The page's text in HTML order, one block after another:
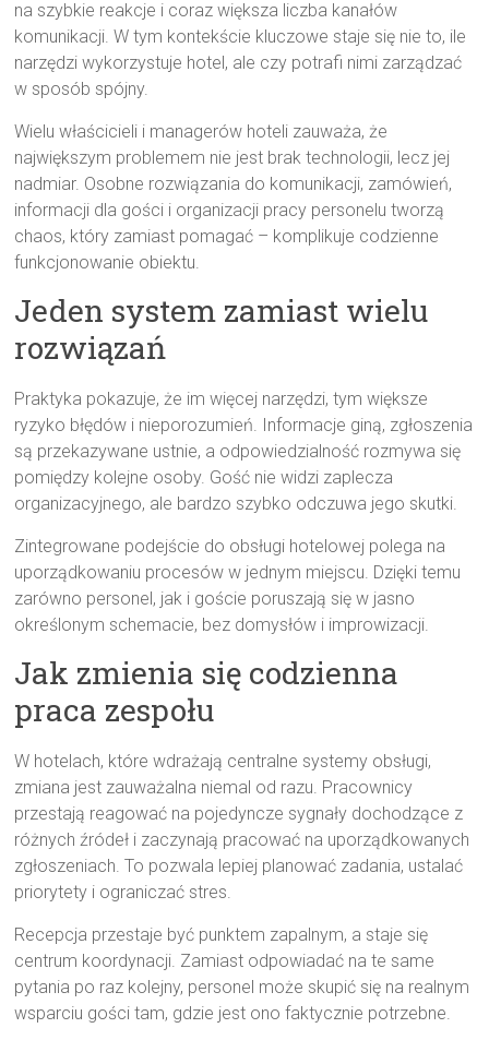
na szybkie reakcje i coraz większa liczba kanałów
komunikacji. W tym kontekście kluczowe staje się nie to, ile
narzędzi wykorzystuje hotel, ale czy potrafi nimi zarządzać
w sposób spójny.
Wielu właścicieli i managerów hoteli zauważa, że
największym problemem nie jest brak technologii, lecz jej
nadmiar. Osobne rozwiązania do komunikacji, zamówień,
informacji dla gości i organizacji pracy personelu tworzą
chaos, który zamiast pomagać – komplikuje codzienne
funkcjonowanie obiektu.
Jeden system zamiast wielu
rozwiązań
Praktyka pokazuje, że im więcej narzędzi, tym większe
ryzyko błędów i nieporozumień. Informacje giną, zgłoszenia
są przekazywane ustnie, a odpowiedzialność rozmywa się
pomiędzy kolejne osoby. Gość nie widzi zaplecza
organizacyjnego, ale bardzo szybko odczuwa jego skutki.
Zintegrowane podejście do obsługi hotelowej polega na
uporządkowaniu procesów w jednym miejscu. Dzięki temu
zarówno personel, jak i goście poruszają się w jasno
określonym schemacie, bez domysłów i improwizacji.
Jak zmienia się codzienna
praca zespołu
W hotelach, które wdrażają centralne systemy obsługi,
zmiana jest zauważalna niemal od razu. Pracownicy
przestają reagować na pojedyncze sygnały dochodzące z
różnych źródeł i zaczynają pracować na uporządkowanych
zgłoszeniach. To pozwala lepiej planować zadania, ustalać
priorytety i ograniczać stres.
Recepcja przestaje być punktem zapalnym, a staje się
centrum koordynacji. Zamiast odpowiadać na te same
pytania po raz kolejny, personel może skupić się na realnym
wsparciu gości tam, gdzie jest ono faktycznie potrzebne.